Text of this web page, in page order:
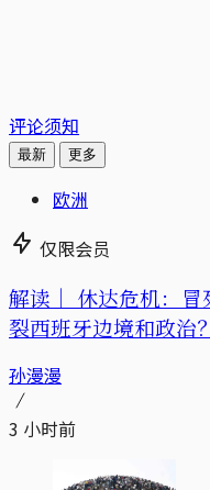
评论须知
最新 更多
欧洲
仅限会员
解读｜ 休达危机：
裂西班牙边境和政治？
孙漫漫
3 小时前